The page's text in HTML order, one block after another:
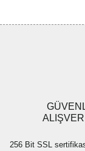
256 Bit SSL